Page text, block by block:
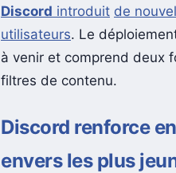
Discord introduit de
utilisateurs. Le
à venir et comprend deux
filtres de contenu.
Discord renforce
envers les plus